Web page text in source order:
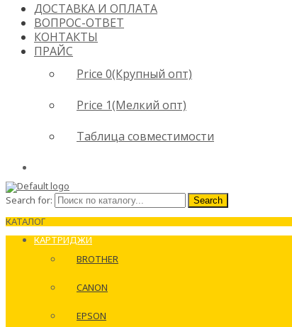
ДОСТАВКА И ОПЛАТА
ВОПРОС-ОТВЕТ
КОНТАКТЫ
ПРАЙС
Price 0(Крупный опт)
Price 1(Мелкий опт)
Таблица совместимости
Search for: Search
КАТАЛОГ
КАРТРИДЖИ
BROTHER
CANON
EPSON